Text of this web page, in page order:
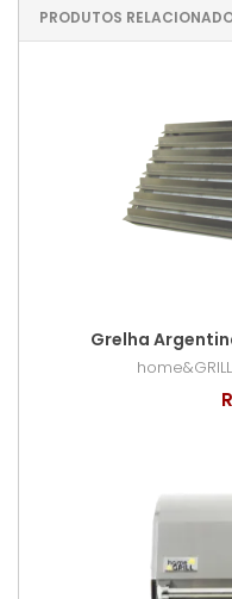
PRODUTOS
Grelha
home&GRILL